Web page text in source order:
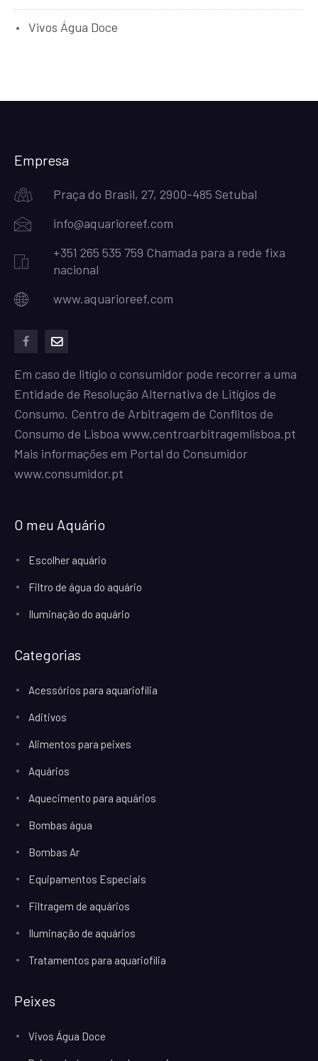
Vivos Água Doce
Empresa
Praça do Brasil, 27, 2900-485 Setubal
info@aquarioreef.com
+351 265 535 759 Chamada para a rede fixa
nacional
www.aquarioreef.com
Em caso de litígio o consumidor pode recorrer a uma
Entidade de Resolução Alternativa de Litígios de
Consumo. Centro de Arbitragem de Conflitos de
Consumo de Lisboa www.centroarbitragemlisboa.pt
Mais informações em Portal do Consumidor
www.consumidor.pt
O meu Aquário
Escolher aquário
Filtro de água do aquário
Iluminação do aquário
Categorias
Acessórios para aquariofilia
Aditivos
Alimentos para peixes
Aquários
Aquecimento para aquários
Bombas água
Bombas Ar
Equipamentos Especiais
Filtragem de aquários
Iluminação de aquários
Tratamentos para aquariofilia
Peixes
Vivos Água Doce